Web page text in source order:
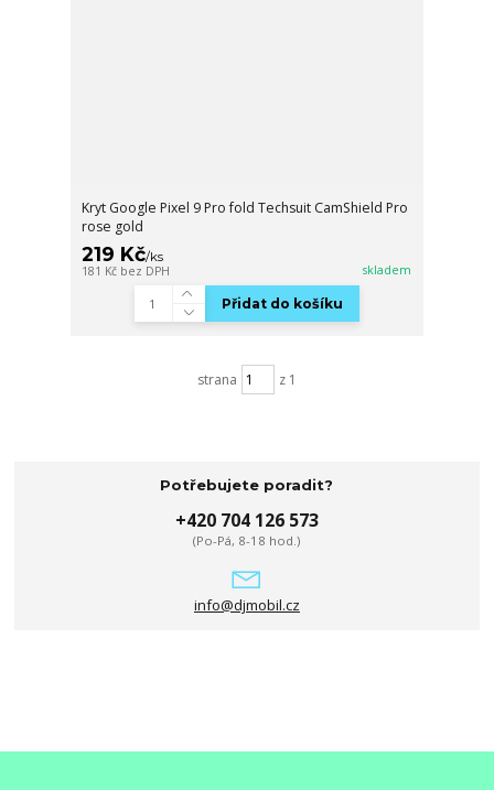
Kryt Google Pixel 9 Pro fold Techsuit CamShield Pro
rose gold
219 Kč/ks
181 Kč bez DPH skladem
Přidat do košíku
strana z 1
Potřebujete poradit?
+420 704 126 573
(Po-Pá, 8-18 hod.)
info@djmobil.cz